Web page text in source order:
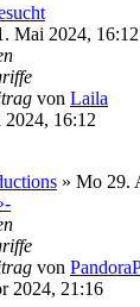
Mai 2024, 16:12
von Laila
2024, 16:12
» Mo 29.
von
2024, 21:16